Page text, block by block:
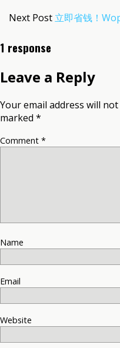
Next Post 立即省钱！
1 response
Leave a Reply
Your email address will
marked *
Comment *
Name
Email
Website